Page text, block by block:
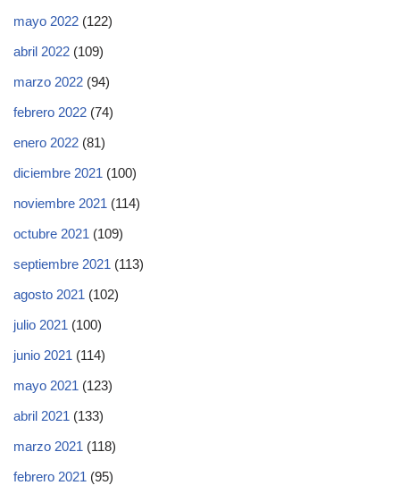
mayo 2022 (122)
abril 2022 (109)
marzo 2022 (94)
febrero 2022 (74)
enero 2022 (81)
diciembre 2021 (100)
noviembre 2021 (114)
octubre 2021 (109)
septiembre 2021 (113)
agosto 2021 (102)
julio 2021 (100)
junio 2021 (114)
mayo 2021 (123)
abril 2021 (133)
marzo 2021 (118)
febrero 2021 (95)